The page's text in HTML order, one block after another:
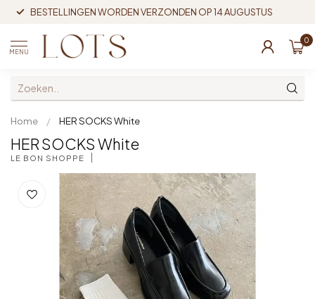
BESTELLINGEN WORDEN VERZONDEN OP 14 AUGUSTUS
MENU
0
Home / HER SOCKS White
HER SOCKS White
LE BON SHOPPE